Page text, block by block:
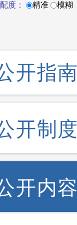
度： 精准 模糊
公开指
开制
开内